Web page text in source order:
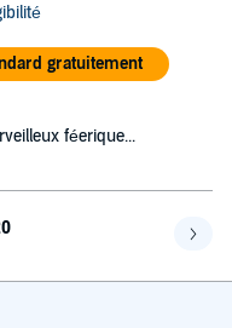
gratuitement
féerique...